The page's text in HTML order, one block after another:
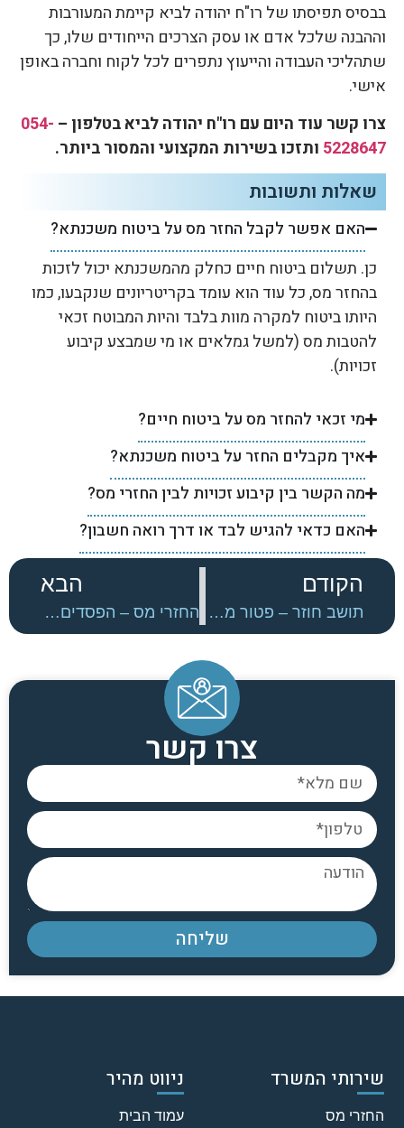
בבסיס תפיסתו של רו"ח יהודה לביא קיימת המעורבות
וההבנה שלכל אדם או עסק הצרכים הייחודים שלו, כך
שתהליכי העבודה והייעוץ נתפרים לכל לקוח וחברה באופן
אישי.
צרו קשר עוד היום עם רו"ח יהודה לביא בטלפון – 054-
5228647 ותזכו בשירות המקצועי והמסור ביותר.
שאלות ותשובות
האם אפשר לקבל החזר מס על ביטוח משכנתא?
כן. תשלום ביטוח חיים כחלק מהמשכנתא יכול לזכות
בהחזר מס, כל עוד הוא עומד בקריטריונים שנקבעו, כמו
היותו ביטוח למקרה מוות בלבד והיות המבוטח זכאי
להטבות מס (למשל גמלאים או מי שמבצע קיבוע
זכויות).
מי זכאי להחזר מס על ביטוח חיים?
איך מקבלים החזר על ביטוח משכנתא?
מה הקשר בין קיבוע זכויות לבין החזרי מס?
האם כדאי להגיש לבד או דרך רואה חשבון?
הקודם
תושב חוזר – פטור ממס
הבא
החזרי מס – הפסדים בשוק ההון
צרו קשר
שליחה
ניווט מהיר
עמוד הבית
שירותי המשרד
החזרי מס